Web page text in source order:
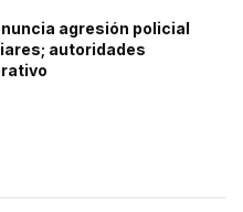
agresión policial
autoridades